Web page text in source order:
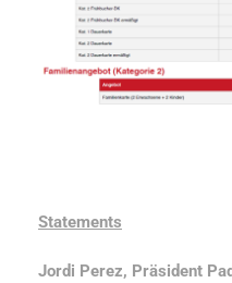
Statements
Jordi Perez, Präsident